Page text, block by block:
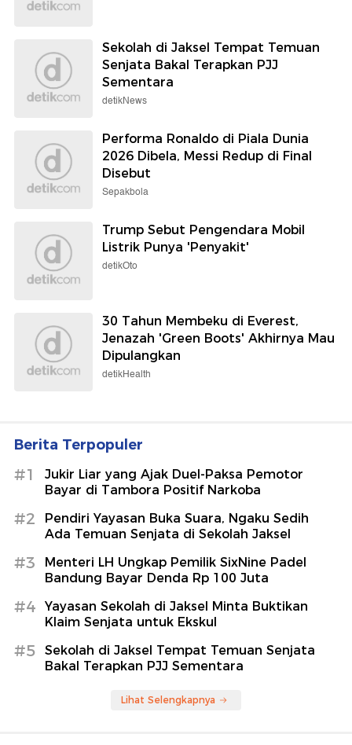
Sekolah di Jaksel Tempat Temuan
Senjata Bakal Terapkan PJJ
Sementara
detikNews
Performa Ronaldo di Piala Dunia
2026 Dibela, Messi Redup di Final
Disebut
Sepakbola
Trump Sebut Pengendara Mobil
Listrik Punya 'Penyakit'
detikOto
30 Tahun Membeku di Everest,
Jenazah 'Green Boots' Akhirnya Mau
Dipulangkan
detikHealth
Berita Terpopuler
#1
Jukir Liar yang Ajak Duel-Paksa Pemotor
Bayar di Tambora Positif Narkoba
#2
Pendiri Yayasan Buka Suara, Ngaku Sedih
Ada Temuan Senjata di Sekolah Jaksel
#3
Menteri LH Ungkap Pemilik SixNine Padel
Bandung Bayar Denda Rp 100 Juta
#4
Yayasan Sekolah di Jaksel Minta Buktikan
Klaim Senjata untuk Ekskul
#5
Sekolah di Jaksel Tempat Temuan Senjata
Bakal Terapkan PJJ Sementara
Lihat Selengkapnya